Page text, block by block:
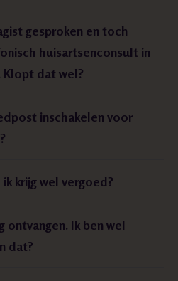
gesproken en toch
huisartsenconsult in
Klopt dat wel?
inschakelen voor
krijg wel vergoed?
ontvangen. Ik ben wel
dat?